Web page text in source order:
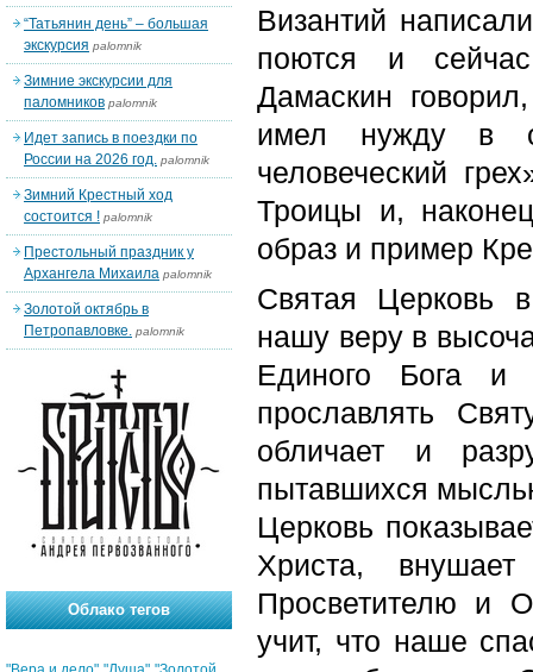
Византий
поются и
Дамаскин
имел нужду в
человеческий
Троицы и,
образ и пример
Святая Церковь
нашу веру в
Единого Бога и
прославлять
обличает и
пытавшихся
Церковь
Христа,
Просветителю и
учит, что наше
“Татьянин день” – большая
экскурсия palomnik
Зимние экскурсии для
паломников palomnik
Идет запись в поездки по
России на 2026 год. palomnik
Зимний Крестный ход
состоится ! palomnik
Престольный праздник у
Архангела Михаила palomnik
Золотой октябрь в
Петропавловке. palomnik
Облако тегов